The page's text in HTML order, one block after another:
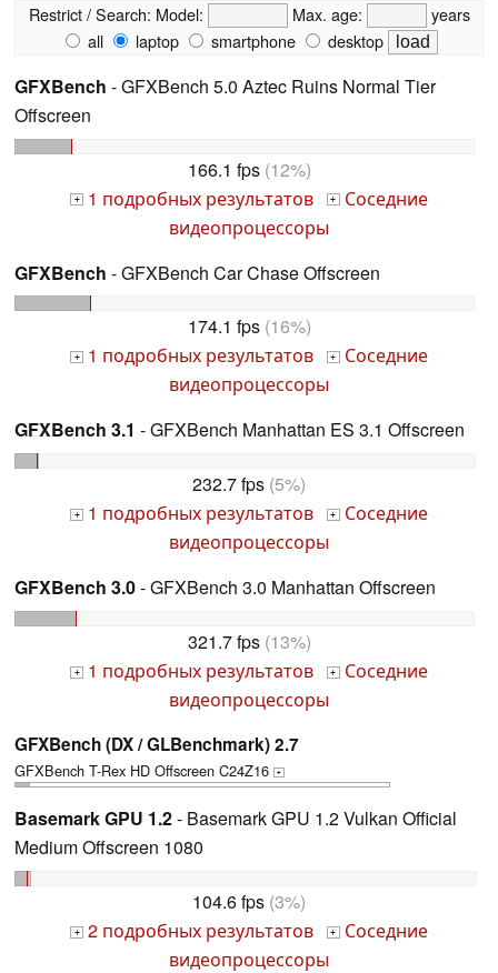
Restrict / Search: Model: Max. age:
years
all
laptop smartphone desktop
GFXBench - GFXBench 5.0 Aztec Ruins Normal Tier
Offscreen
166.1 fps(12%)
+ 1 подробных результатов + Соседние
видеопроцессоры
GFXBench - GFXBench Car Chase Offscreen
174.1 fps(16%)
+ 1 подробных результатов + Соседние
видеопроцессоры
GFXBench 3.1 - GFXBench Manhattan ES 3.1 Offscreen
232.7 fps (5%)
+ 1 подробных результатов + Соседние
видеопроцессоры
GFXBench 3.0- GFXBench 3.0 Manhattan Offscreen
321.7 fps(13%)
+ 1 подробных результатов + Соседние
видеопроцессоры
GFXBench (DX / GLBenchmark) 2.7
GFXBench T-Rex HD Offscreen C24Z16 +
Basemark GPU 1.2- Basemark GPU 1.2 Vulkan Official
Medium Offscreen 1080
104.6 fps (3%)
+ 2 подробных результатов + Соседние
видеопроцессоры